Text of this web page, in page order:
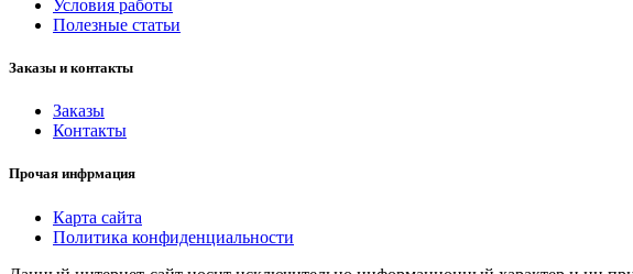
Условия работы
Полезные статьи
Заказы и контакты
Заказы
Контакты
Прочая инфрмация
Карта сайта
Политика конфиденциальности